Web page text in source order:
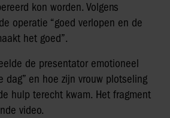
kon worden. Volgens
operatie “goed verlopen en de
het goed”.
de presentator emotioneel
dag” en hoe zijn vrouw plotseling
hulp terecht kwam. Het fragment
video.